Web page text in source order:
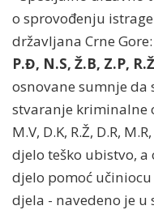
o sprovođenju
državljana Crne Gore:
P.Đ, N.S, Ž.B, Z.P,
osnovane sumnje
stvaranje kriminalne
M.V, D.K, R.Ž, D.R,
djelo teško ubistvo, a
djelo pomoć
djela - navedeno je u